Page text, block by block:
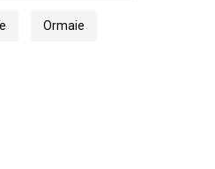
Ormaie